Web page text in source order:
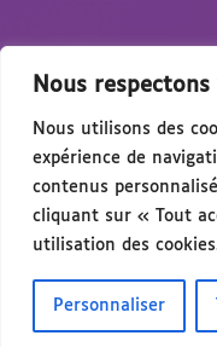
Nous
Nous utilisons des
expérience de
contenus
cliquant sur « Tout
utilisation des
Personnaliser
🎉 Congrés/